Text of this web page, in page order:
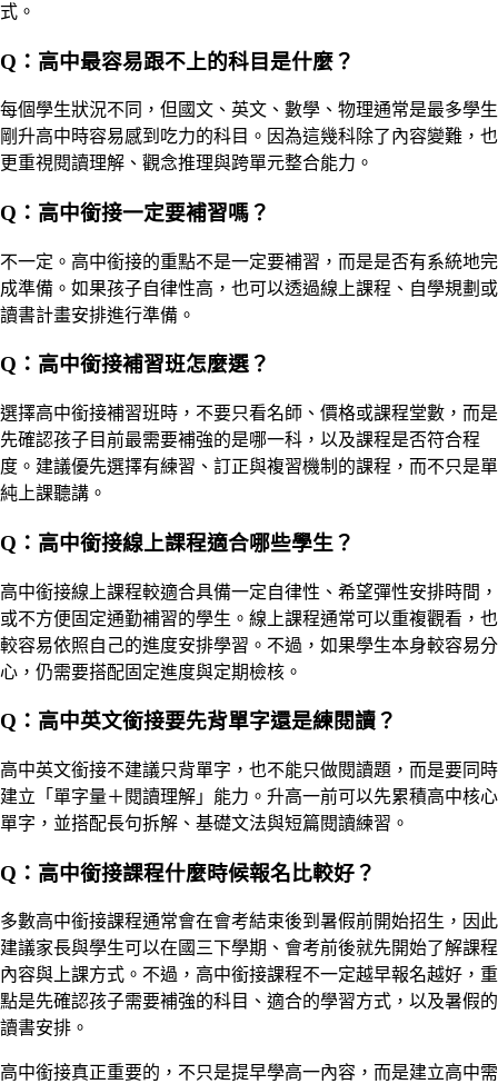
式。
Q：高中最容易跟不上的科目是什麼？
每個學生狀況不同，但國文、英文、數學、物理通常是最多學生
剛升高中時容易感到吃力的科目。因為這幾科除了內容變難，也
更重視閱讀理解、觀念推理與跨單元整合能力。
Q：高中銜接一定要補習嗎？
不一定。高中銜接的重點不是一定要補習，而是是否有系統地完
成準備。如果孩子自律性高，也可以透過線上課程、自學規劃或
讀書計畫安排進行準備。
Q：高中銜接補習班怎麼選？
選擇高中銜接補習班時，不要只看名師、價格或課程堂數，而是
先確認孩子目前最需要補強的是哪一科，以及課程是否符合程
度。建議優先選擇有練習、訂正與複習機制的課程，而不只是單
純上課聽講。
Q：高中銜接線上課程適合哪些學生？
高中銜接線上課程較適合具備一定自律性、希望彈性安排時間，
或不方便固定通勤補習的學生。線上課程通常可以重複觀看，也
較容易依照自己的進度安排學習。不過，如果學生本身較容易分
心，仍需要搭配固定進度與定期檢核。
Q：高中英文銜接要先背單字還是練閱讀？
高中英文銜接不建議只背單字，也不能只做閱讀題，而是要同時
建立「單字量＋閱讀理解」能力。升高一前可以先累積高中核心
單字，並搭配長句拆解、基礎文法與短篇閱讀練習。
Q：高中銜接課程什麼時候報名比較好？
多數高中銜接課程通常會在會考結束後到暑假前開始招生，因此
建議家長與學生可以在國三下學期、會考前後就先開始了解課程
內容與上課方式。不過，高中銜接課程不一定越早報名越好，重
點是先確認孩子需要補強的科目、適合的學習方式，以及暑假的
讀書安排。
高中銜接真正重要的，不只是提早學高一內容，而是建立高中需